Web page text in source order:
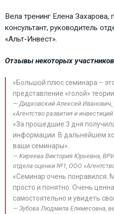
Вела тренинг Елена Захарова,
консультант, руководитель
«Альт-Инвест».
Отзывы некоторых
«Большой плюс семинара –
представление «голой»
Дидковский Алексей
«Агентство развития и
«За прошедшие 3 дня
информации. В дальнейшем
ваши семинары».
Киреева Виктория Юрьевна,
отдела оценки №1, ООО
«Семинар очень понравился.
просто и понятно. Очень
самостоятельно и увидеть
Зубова Людмила Елимесовна,